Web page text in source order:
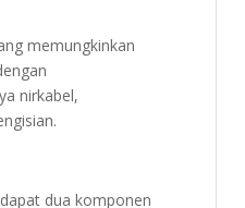
memungkinkan
nirkabel,
dua komponen